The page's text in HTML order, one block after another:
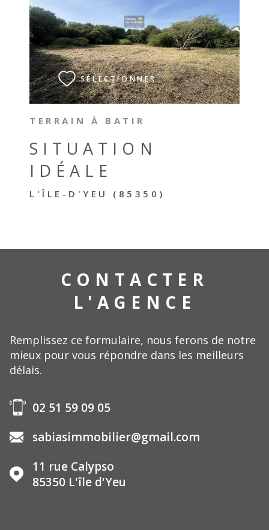
TERRAIN À BATIR
SITUATION
IDÉALE
L'ÎLE-D'YEU (85350)
SÉLECTIONNER
VOIR LE BIEN
CONTACTER
L'AGENCE
Remplissez ce formulaire, nous ferons de notre
mieux pour vous répondre dans les meilleurs
délais.
02 51 59 09 05
sabiasimmobilier@gmail.com
11 rue Calypso
85350
L'île d'Yeu